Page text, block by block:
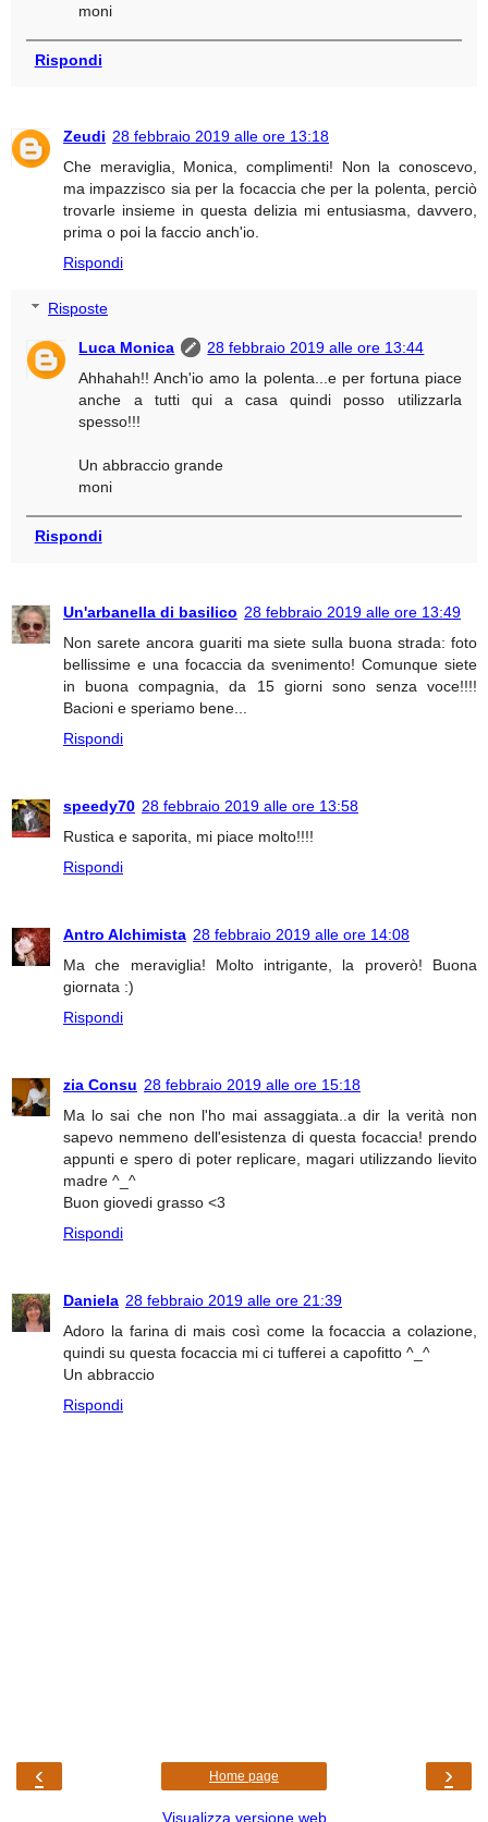
moni
Rispondi
Zeudi 28 febbraio 2019 alle ore 13:18
Che meraviglia, Monica, complimenti! Non la conoscevo,
ma impazzisco sia per la focaccia che per la polenta, perciò
trovarle insieme in questa delizia mi entusiasma, davvero,
prima o poi la faccio anch'io.
Rispondi
Risposte
Luca Monica
28 febbraio 2019 alle ore 13:44
Ahhahah!! Anch'io amo la polenta...e per fortuna piace
anche a tutti qui a casa quindi posso utilizzarla
spesso!!!
Un abbraccio grande
moni
Rispondi
Un'arbanella di basilico 28 febbraio 2019 alle ore 13:49
Non sarete ancora guariti ma siete sulla buona strada: foto
bellissime e una focaccia da svenimento! Comunque siete
in buona compagnia, da 15 giorni sono senza voce!!!!
Bacioni e speriamo bene...
Rispondi
speedy70 28 febbraio 2019 alle ore 13:58
Rustica e saporita, mi piace molto!!!!
Rispondi
Antro Alchimista 28 febbraio 2019 alle ore 14:08
Ma che meraviglia! Molto intrigante, la proverò! Buona
giornata :)
Rispondi
zia Consu 28 febbraio 2019 alle ore 15:18
Ma lo sai che non l'ho mai assaggiata..a dir la verità non
sapevo nemmeno dell'esistenza di questa focaccia! prendo
appunti e spero di poter replicare, magari utilizzando lievito
madre ^_^
Buon giovedi grasso <3
Rispondi
Daniela 28 febbraio 2019 alle ore 21:39
Adoro la farina di mais così come la focaccia a colazione,
quindi su questa focaccia mi ci tufferei a capofitto ^_^
Un abbraccio
Rispondi
‹ ›
Home page
Visualizza versione web